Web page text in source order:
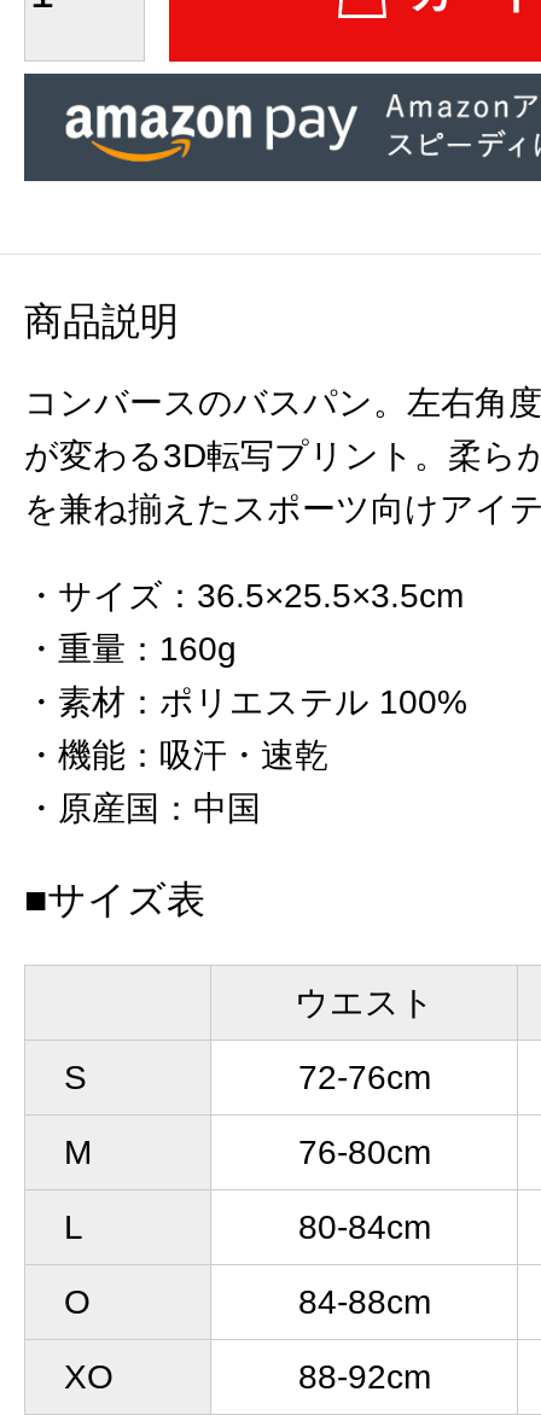
商品説明
コンバースのバスパン。左右角
が変わる3D転写プリント。柔ら
を兼ね揃えたスポーツ向けアイ
サイズ ： 36.5×25.5×3.5cm
重量 ： 160g
素材 ： ポリエステル 100%
機能 ： 吸汗・速乾
原産国 ： 中国
■サイズ表
ウエスト
S
72-76cm
M
76-80cm
L
80-84cm
O
84-88cm
XO
88-92cm